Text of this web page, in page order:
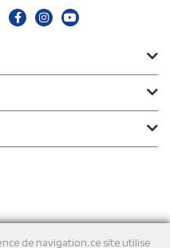
de navigation, ce site utilise